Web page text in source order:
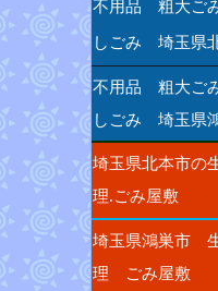
不用品 粗大ご
しごみ 埼玉県
不用品 粗大ご
しごみ 埼玉県
埼玉県北本市の
理.ごみ屋敷
埼玉県鴻巣市
理 ごみ屋敷